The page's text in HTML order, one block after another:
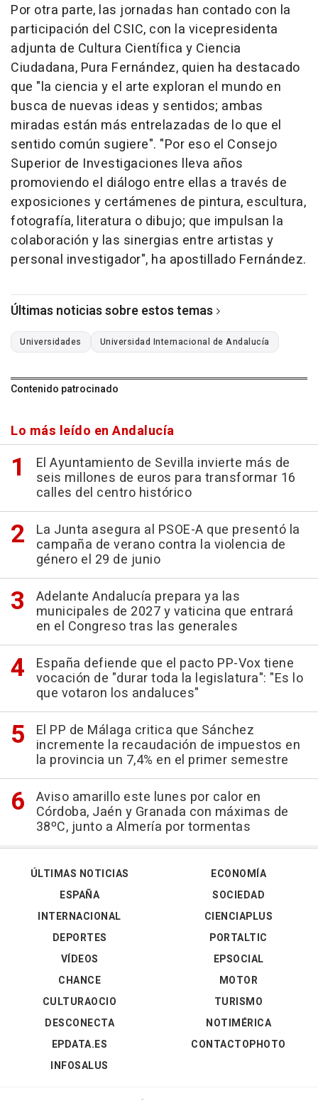
Por otra parte, las jornadas han contado con la
participación del CSIC, con la vicepresidenta
adjunta de Cultura Científica y Ciencia
Ciudadana, Pura Fernández, quien ha destacado
que "la ciencia y el arte exploran el mundo en
busca de nuevas ideas y sentidos; ambas
miradas están más entrelazadas de lo que el
sentido común sugiere". "Por eso el Consejo
Superior de Investigaciones lleva años
promoviendo el diálogo entre ellas a través de
exposiciones y certámenes de pintura, escultura,
fotografía, literatura o dibujo; que impulsan la
colaboración y las sinergias entre artistas y
personal investigador", ha apostillado Fernández.
Últimas noticias sobre estos temas
Universidades Universidad Internacional de Andalucía
Contenido patrocinado
Lo más leído en Andalucía
El Ayuntamiento de Sevilla invierte más de
seis millones de euros para transformar 16
calles del centro histórico
La Junta asegura al PSOE-A que presentó la
campaña de verano contra la violencia de
género el 29 de junio
Adelante Andalucía prepara ya las
municipales de 2027 y vaticina que entrará
en el Congreso tras las generales
España defiende que el pacto PP-Vox tiene
vocación de "durar toda la legislatura": "Es lo
que votaron los andaluces"
El PP de Málaga critica que Sánchez
incremente la recaudación de impuestos en
la provincia un 7,4% en el primer semestre
Aviso amarillo este lunes por calor en
Córdoba, Jaén y Granada con máximas de
38ºC, junto a Almería por tormentas
ÚLTIMAS NOTICIAS
ESPAÑA
INTERNACIONAL
DEPORTES
VÍDEOS
ECONOMÍA
SOCIEDAD
CIENCIAPLUS
PORTALTIC
EPSOCIAL
CHANCE
CULTURAOCIO
DESCONECTA
EPDATA.ES
INFOSALUS
MOTOR
TURISMO
NOTIMÉRICA
CONTACTOPHOTO